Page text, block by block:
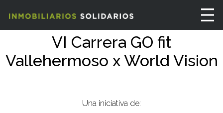
VI Carrera GO fit
Vallehermoso x World Vision
Una iniciativa de: